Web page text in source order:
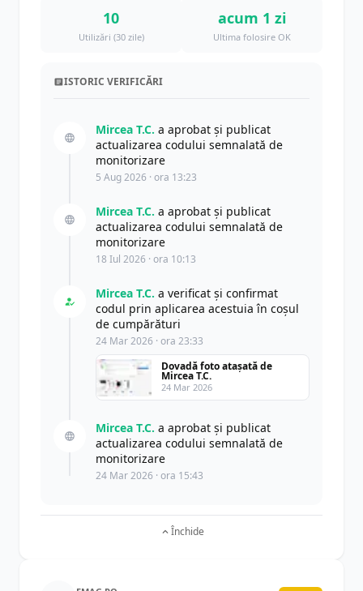
10
Utilizări (30 zile)
acum 1 zi
Ultima folosire OK
ISTORIC VERIFICĂRI
Mircea T.C. a aprobat și publicat
actualizarea codului semnalată de
monitorizare
5 Aug 2026 · ora 13:23
Mircea T.C. a aprobat și publicat
actualizarea codului semnalată de
monitorizare
18 Iul 2026 · ora 10:13
Mircea T.C. a verificat și confirmat
codul prin aplicarea acestuia în coșul
de cumpărături
24 Mar 2026 · ora 23:33
Dovadă foto atașată de
Mircea T.C.
24 Mar 2026
Mircea T.C. a aprobat și publicat
actualizarea codului semnalată de
monitorizare
24 Mar 2026 · ora 15:43
Închide